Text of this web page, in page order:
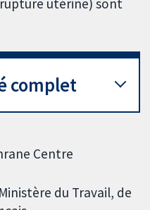
utérine) sont
complet
Centre
du Travail, de